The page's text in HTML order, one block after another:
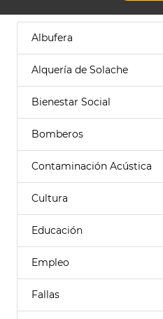
Albufera
Alquería de Solache
Bienestar Social
Bomberos
Contaminación Acústica
Cultura
Educación
Empleo
Fallas